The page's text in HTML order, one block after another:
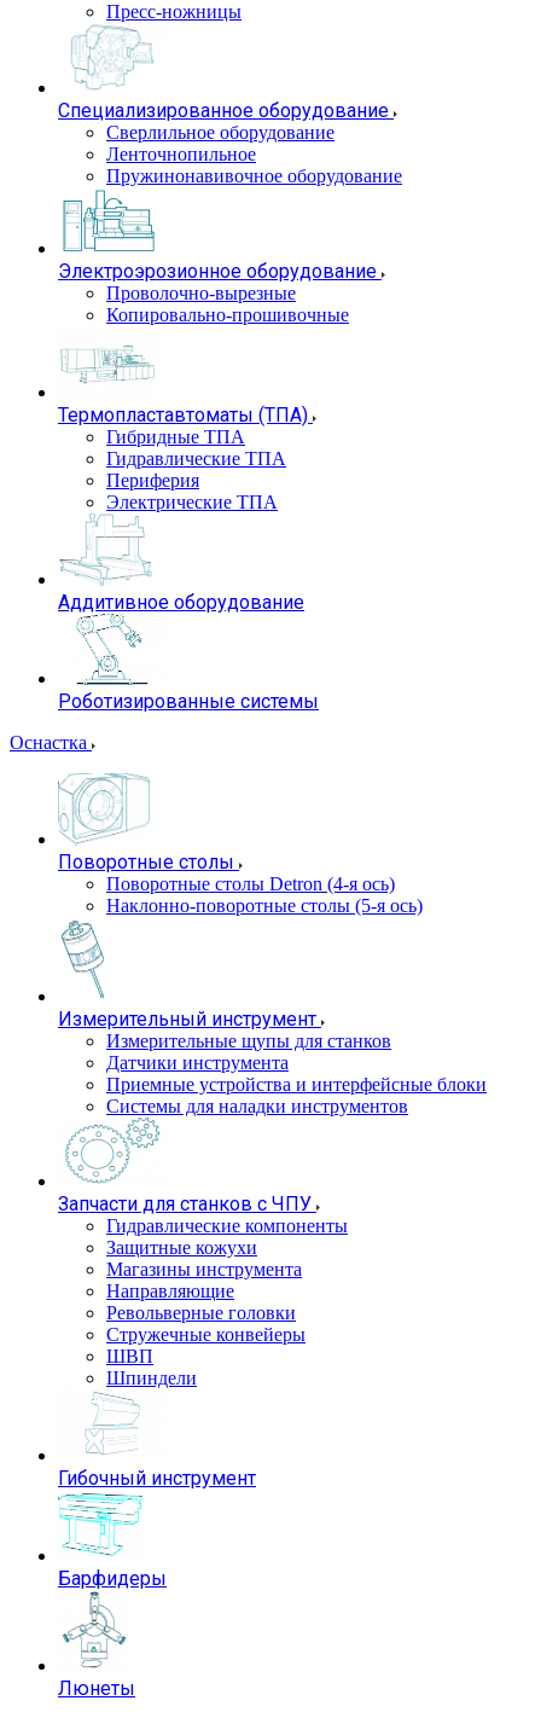
Пресс-ножницы
Специализированное оборудование
Сверлильное оборудование
Ленточнопильное
Пружинонавивочное оборудование
Электроэрозионное оборудование
Проволочно-вырезные
Копировально-прошивочные
Термопластавтоматы (ТПА)
Гибридные ТПА
Гидравлические ТПА
Периферия
Электрические ТПА
Аддитивное оборудование
Роботизированные системы
Оснастка
Поворотные столы
Поворотные столы Detron (4-я ось)
Наклонно-поворотные столы (5-я ось)
Измерительный инструмент
Измерительные щупы для станков
Датчики инструмента
Приемные устройства и интерфейсные блоки
Системы для наладки инструментов
Запчасти для станков с ЧПУ
Гидравлические компоненты
Защитные кожухи
Магазины инструмента
Направляющие
Револьверные головки
Стружечные конвейеры
ШВП
Шпиндели
Гибочный инструмент
Барфидеры
Люнеты